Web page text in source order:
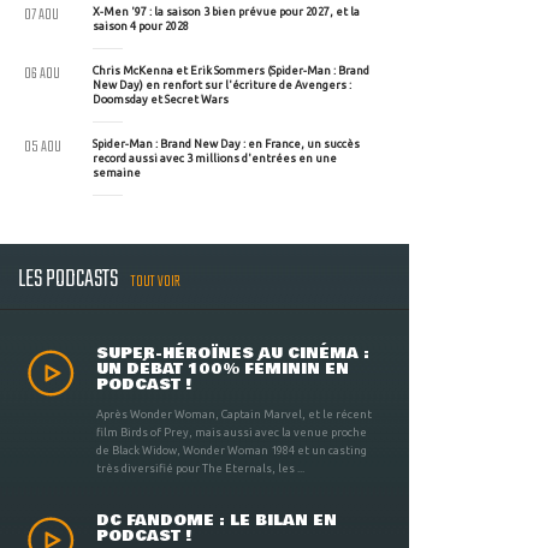
X-Men '97 : la saison 3 bien prévue pour 2027, et la
saison 4 pour 2028
07 AOU
Chris McKenna et Erik Sommers (Spider-Man : Brand
New Day) en renfort sur l'écriture de Avengers :
Doomsday et Secret Wars
06 AOU
Spider-Man : Brand New Day : en France, un succès
record aussi avec 3 millions d'entrées en une
semaine
05 AOU
LES PODCASTS TOUT VOIR
SUPER-HÉROÏNES AU CINÉMA :
UN DÉBAT 100% FÉMININ EN
PODCAST !
Après Wonder Woman, Captain Marvel, et le récent
film Birds of Prey, mais aussi avec la venue proche
de Black Widow, Wonder Woman 1984 et un casting
très diversifié pour The Eternals, les ...
DC FANDOME : LE BILAN EN
PODCAST !